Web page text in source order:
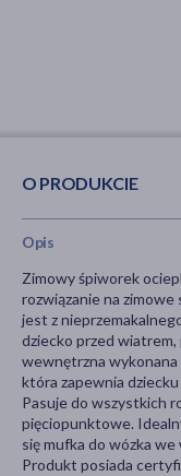
O PRODUKCIE
Opis
Zimowy śpiworek
rozwiązanie na
jest z
dziecko przed
wewnętrzna wykonana
która zapewnia
Pasuje do wszystkich
pięciopunktowe.
się mufka do wózka
Produkt posiada